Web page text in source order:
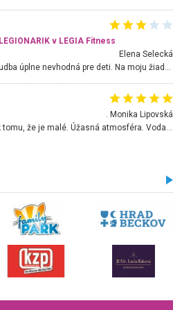
v LEGIA Fitness
Elena Selecká
Kútik výborný, ale hlučná hudba úplne nevhodná pre deti. Na moju žiadosť o aspoň sušenie nereagovali.
. Monika Lipovská
Úžasné prostredie, napriek tomu, že je malé. Úžasná atmosféra. Voda fantastická a nádherná. Ľudí je pomerne veľa, ale su mili a ohľaduplní. Je veľmi zaujímavé sledovať, ako dokážu spolu športovať cudzí ľudia a bez ohľadu na vek. Vládne tu pohoda. Vnuka neviem dostať z vody. Ďakujem za krásny deň . Urcite sa sem vrátim. Jediný problém je s parkovaním, ale aj ten sa mi podarilo vyriešiť. Monika Bratislava